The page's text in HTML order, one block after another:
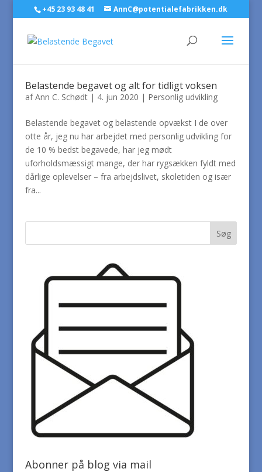
+45 23 93 48 41 AnnC@potentialefabrikken.dk
Belastende begavet og alt for tidligt voksen
afAnn C. Schødt| 4. jun 2020 | Personlig udvikling
Belastende begavet og belastende opvækst I de over
otte år, jeg nu har arbejdet med personlig udvikling for
de 10 % bedst begavede, har jeg mødt
uforholdsmæssigt mange, der har rygsækken fyldt med
dårlige oplevelser – fra arbejdslivet, skoletiden og især
fra...
Abonner på blog via mail